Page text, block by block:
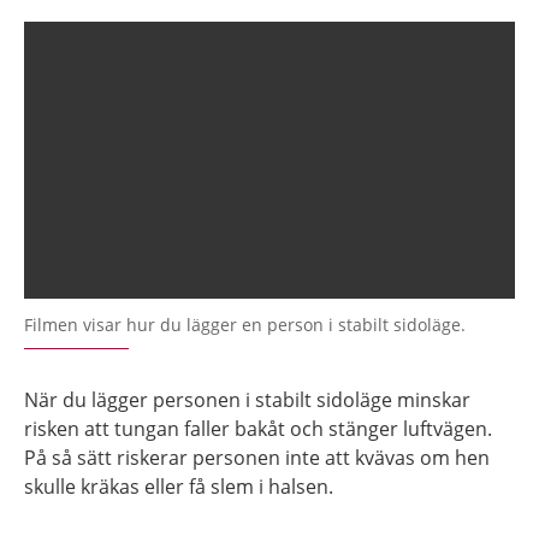
Filmen visar hur du lägger en person i stabilt sidoläge.
När du lägger personen i stabilt sidoläge minskar
risken att tungan faller bakåt och stänger luftvägen.
På så sätt riskerar personen inte att kvävas om hen
skulle kräkas eller få slem i halsen.